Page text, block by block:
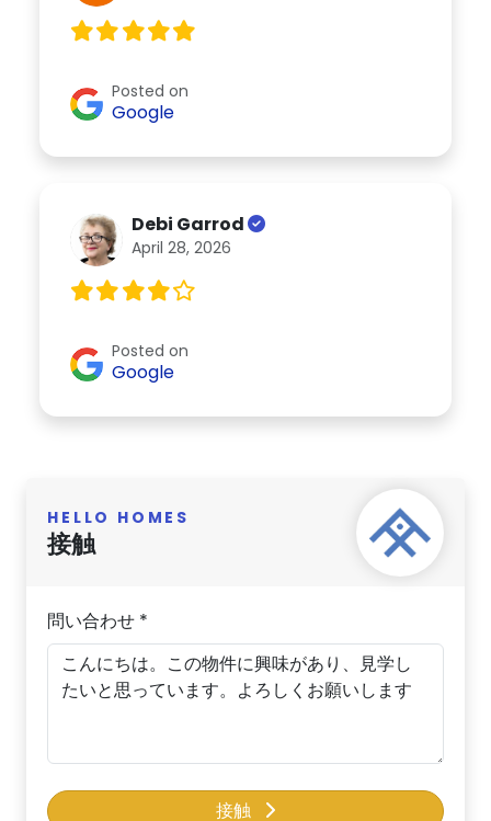
Posted on
Google
Debi Garrod
April 28, 2026
Posted on
Google
HELLO HOMES
接触
問い合わせ *
接触